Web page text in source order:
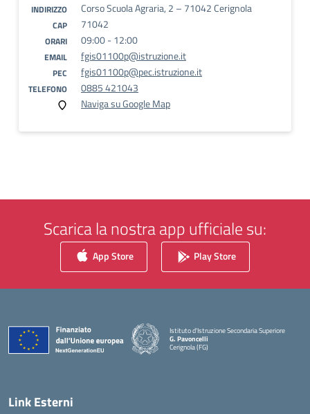
INDIRIZZO Corso Scuola Agraria, 2 – 71042 Cerignola
CAP 71042
ORARI 09:00 - 12:00
EMAIL fgis01100p@istruzione.it
PEC fgis01100p@pec.istruzione.it
TELEFONO
0885 421043
Naviga su Google Map
Scarica la nostra app ufficiale su:
App Store Play Store
Istituto d'Istruzione Secondaria Superiore
G. Pavoncelli
Cerignola (FG)
— Visita la pagina iniziale della scuola
Link Esterni